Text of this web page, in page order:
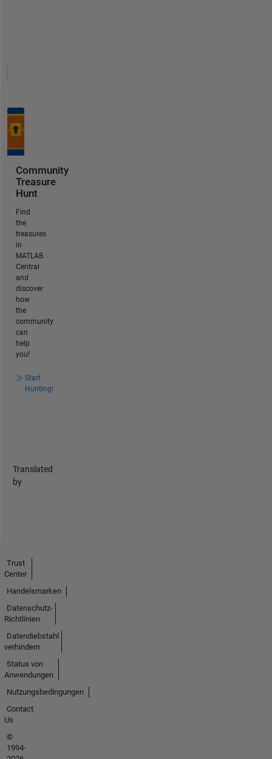
Community
Treasure
Hunt
Find
the
treasures
in
MATLAB
Central
and
discover
how
the
community
can
help
you!
Start
Hunting!
Translated
by
Trust
Center
Handelsmarken
Datenschutz-
Richtlinien
Datendiebstahl
verhindern
Status von
Anwendungen
Nutzungsbedingungen
Contact
Us
©
1994-